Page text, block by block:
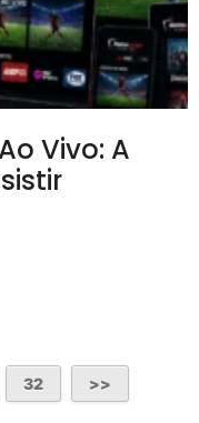
Vivo: A
32